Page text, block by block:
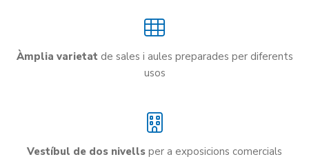
Àmplia varietat de sales i aules preparades per diferents
usos
Vestíbul de dos nivells per a exposicions comercials